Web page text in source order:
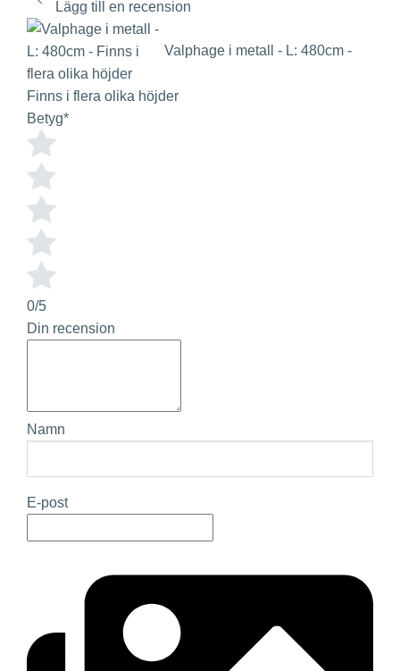
Lägg till en recension
Valphage i metall - L: 480cm -
Finns i flera olika höjder
Betyg*
0/5
Din recension
Namn
E-post